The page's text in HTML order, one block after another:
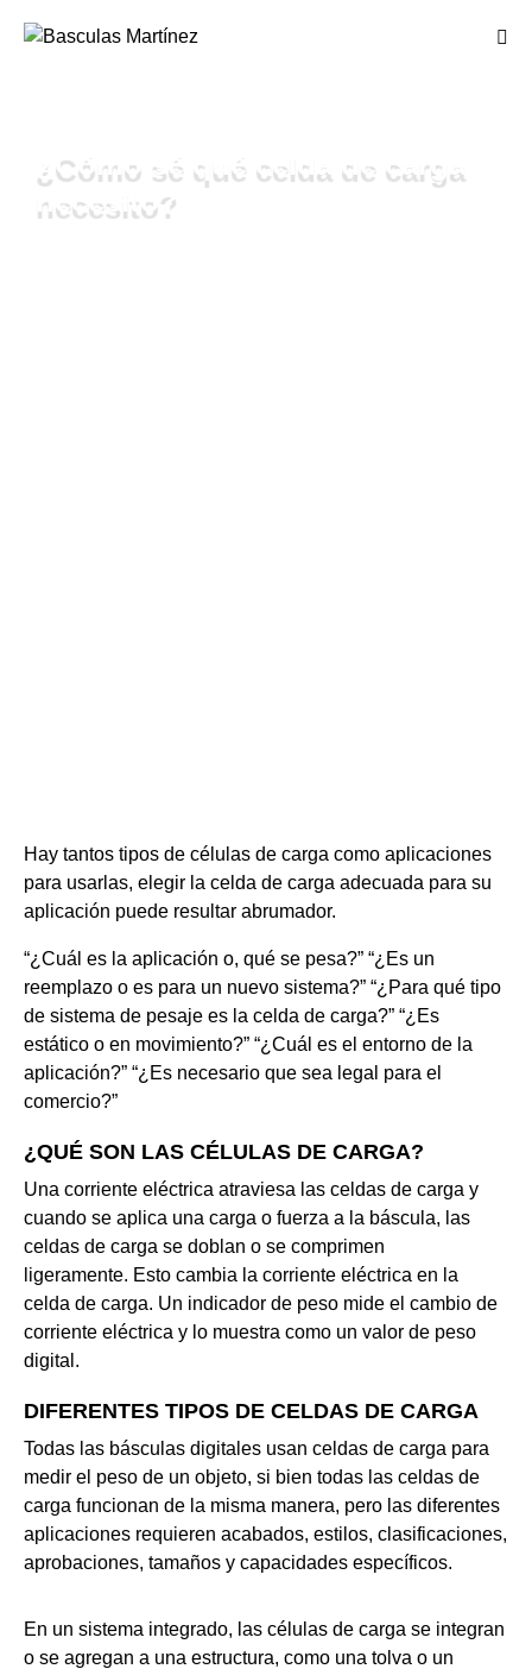
¿Cómo sé qué celda de carga
necesito?
Hay tantos tipos de células de carga como aplicaciones
para usarlas, elegir la celda de carga adecuada para su
aplicación puede resultar abrumador.
“¿Cuál es la aplicación o, qué se pesa?” “¿Es un
reemplazo o es para un nuevo sistema?” “¿Para qué tipo
de sistema de pesaje es la celda de carga?” “¿Es
estático o en movimiento?” “¿Cuál es el entorno de la
aplicación?” “¿Es necesario que sea legal para el
comercio?”
¿QUÉ SON LAS CÉLULAS DE CARGA?
Una corriente eléctrica atraviesa las celdas de carga y
cuando se aplica una carga o fuerza a la báscula, las
celdas de carga se doblan o se comprimen
ligeramente. Esto cambia la corriente eléctrica en la
celda de carga. Un indicador de peso mide el cambio de
corriente eléctrica y lo muestra como un valor de peso
digital.
DIFERENTES TIPOS DE CELDAS DE CARGA
Todas las básculas digitales usan celdas de carga para
medir el peso de un objeto, si bien todas las celdas de
carga funcionan de la misma manera, pero las diferentes
aplicaciones requieren acabados, estilos, clasificaciones,
aprobaciones, tamaños y capacidades específicos.
En un sistema integrado, las células de carga se integran
o se agregan a una estructura, como una tolva o un